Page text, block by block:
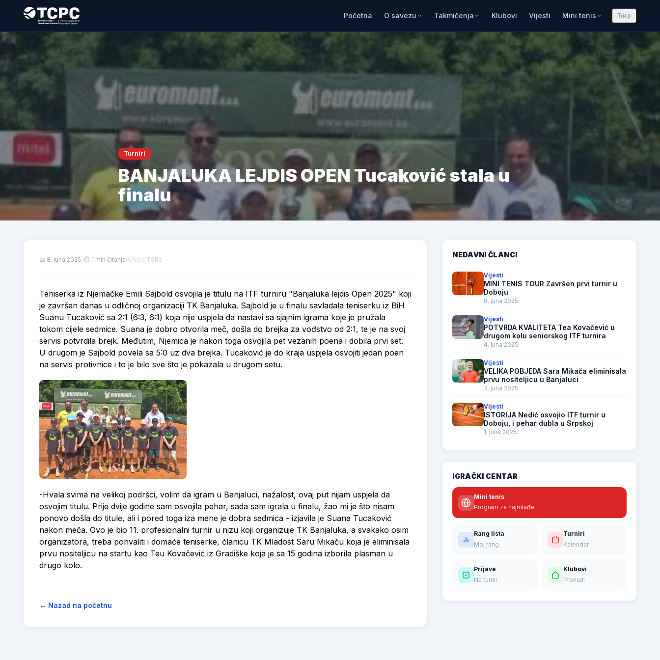
Početna O savezu Takmičenja Klubovi Vijesti Mini tenis Ћир
Turniri
BANJALUKA LEJDIS OPEN Tucaković stala u
finalu
📅 8. juna 2025.·⏱ 1 min čitanja·Arhiva TSRS
Teniserka iz Njemačke Emili Sajbold osvojila je titulu na ITF turniru "Banjaluka lejdis Open 2025" koji
je završen danas u odličnoj organizaciji TK Banjaluka. Sajbold je u finalu savladala teniserku iz BiH
Suanu Tucaković sa 2:1 (6:3, 6:1) koja nije uspjela da nastavi sa sjajnim igrama koje je pružala
tokom cijele sedmice. Suana je dobro otvorila meč, došla do brejka za vođstvo od 2:1, te je na svoj
servis potvrdila brejk. Međutim, Njemica je nakon toga osvojila pet vezanih poena i dobila prvi set.
U drugom je Sajbold povela sa 5:0 uz dva brejka. Tucaković je do kraja uspjela osvojiti jedan poen
na servis protivnice i to je bilo sve što je pokazala u drugom setu.
-Hvala svima na velikoj podršci, volim da igram u Banjaluci, nažalost, ovaj put nijam uspjela da
osvojim titulu. Prije dvije godine sam osvojila pehar, sada sam igrala u finalu, žao mi je što nisam
ponovo došla do titule, ali i pored toga iza mene je dobra sedmica - izjavila je Suana Tucaković
nakon meča. Ovo je bio 11. profesionalni turnir u nizu koji organizuje TK Banjaluka, a svakako osim
organizatora, treba pohvaliti i domaće teniserke, članicu TK Mladost Saru Mikaču koja je eliminisala
prvu nositeljicu na startu kao Teu Kovačević iz Gradiške koja je sa 15 godina izborila plasman u
drugo kolo.
← Nazad na početnu
NEDAVNI ČLANCI
Vijesti
MINI TENIS TOUR Završen prvi turnir u
Doboju
8. juna 2025.
Vijesti
POTVRDA KVALITETA Tea Kovačević u
drugom kolu seniorskog ITF turnira
4. juna 2025.
Vijesti
VELIKA POBJEDA Sara Mikača eliminisala
prvu nositeljicu u Banjaluci
3. juna 2025.
Vijesti
ISTORIJA Nedić osvojio ITF turnir u
Doboju, i pehar dubla u Srpskoj
1. juna 2025.
IGRAČKI CENTAR
Mini tenis
Program za najmlađe
Rang lista
Moj rang
Turniri
Kalendar
Prijave
Na turnir
Klubovi
Pronađi